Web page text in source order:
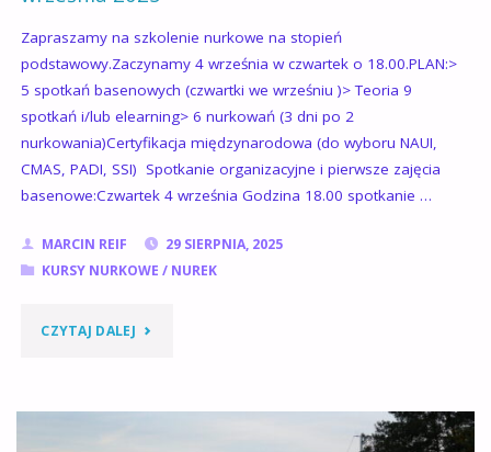
Zapraszamy na szkolenie nurkowe na stopień
podstawowy.Zaczynamy 4 września w czwartek o 18.00.PLAN:>
5 spotkań basenowych (czwartki we wrześniu )> Teoria 9
spotkań i/lub elearning> 6 nurkowań (3 dni po 2
nurkowania)Certyfikacja międzynarodowa (do wyboru NAUI,
CMAS, PADI, SSI) Spotkanie organizacyjne i pierwsze zajęcia
basenowe:Czwartek 4 września Godzina 18.00 spotkanie …
MARCIN REIF
29 SIERPNIA, 2025
KURSY NURKOWE / NUREK
CZYTAJ DALEJ"KURS
DLA